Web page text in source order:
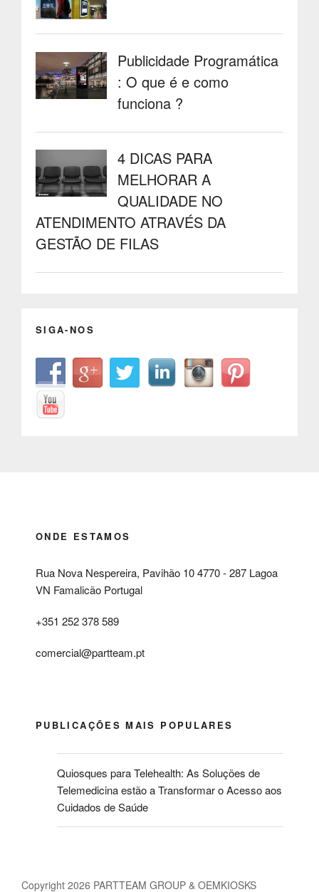
Publicidade Programática
: O que é e como
funciona ?
4 DICAS PARA
MELHORAR A
QUALIDADE NO
ATENDIMENTO ATRAVÉS DA
GESTÃO DE FILAS
SIGA-NOS
ONDE ESTAMOS
Rua Nova Nespereira, Pavihão 10 4770 - 287 Lagoa
VN Famalicão Portugal
+351 252 378 589
comercial@partteam.pt
PUBLICAÇÕES MAIS POPULARES
Quiosques para Telehealth: As Soluções de
Telemedicina estão a Transformar o Acesso aos
Cuidados de Saúde
Copyright 2026 PARTTEAM GROUP & OEMKIOSKS